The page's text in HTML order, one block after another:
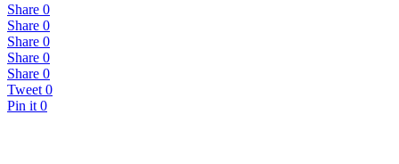
Share 0
Share 0
Share 0
Share 0
Share 0
Tweet 0
Pin it 0